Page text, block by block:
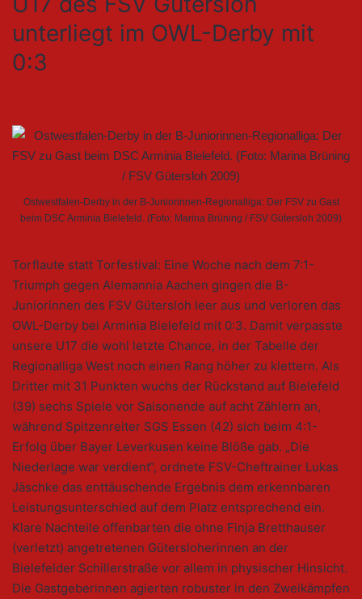
unterliegt im OWL-Derby mit
0:3
Ostwestfalen-Derby in der B-Juniorinnen-Regionalliga: Der FSV zu Gast
beim DSC Arminia Bielefeld. (Foto: Marina Brüning / FSV Gütersloh 2009)
Torflaute statt Torfestival: Eine Woche nach dem 7:1-
Triumph gegen Alemannia Aachen gingen die B-
Juniorinnen des FSV Gütersloh leer aus und verloren das
OWL-Derby bei Arminia Bielefeld mit 0:3. Damit verpasste
unsere U17 die wohl letzte Chance, in der Tabelle der
Regionalliga West noch einen Rang höher zu klettern. Als
Dritter mit 31 Punkten wuchs der Rückstand auf Bielefeld
(39) sechs Spiele vor Saisonende auf acht Zählern an,
während Spitzenreiter SGS Essen (42) sich beim 4:1-
Erfolg über Bayer Leverkusen keine Blöße gab. „Die
Niederlage war verdient“, ordnete FSV-Cheftrainer Lukas
Jäschke das enttäuschende Ergebnis dem erkennbaren
Leistungsunterschied auf dem Platz entsprechend ein.
Klare Nachteile offenbarten die ohne Finja Bretthauser
(verletzt) angetretenen Gütersloherinnen an der
Bielefelder Schillerstraße vor allem in physischer Hinsicht.
Die Gastgeberinnen agierten robuster in den Zweikämpfen